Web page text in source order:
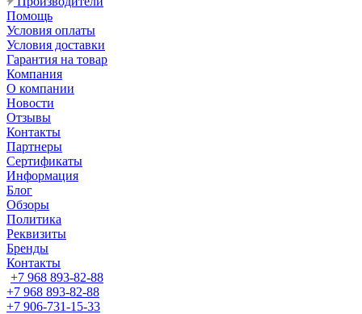
Помощь
Условия оплаты
Условия доставки
Гарантия на товар
Компания
О компании
Новости
Отзывы
Контакты
Партнеры
Сертификаты
Информация
Блог
Обзоры
Политика
Реквизиты
Бренды
Контакты
+7 968 893-82-88
+7 968 893-82-88
+7 906-731-15-33